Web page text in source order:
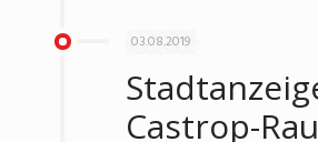
03.08.2019
Castrop-